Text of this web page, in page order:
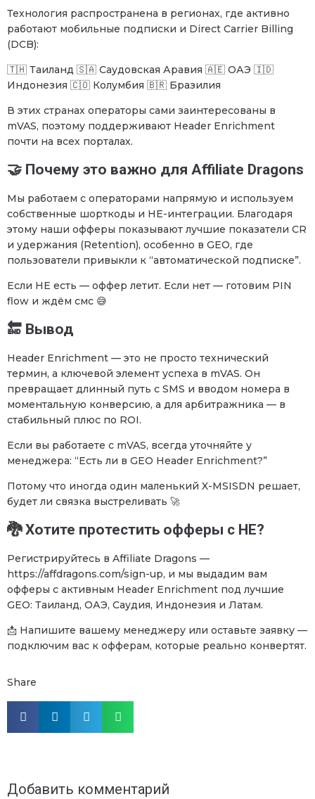
Технология распространена в регионах, где активно
работают мобильные подписки и Direct Carrier Billing
(DCB):
🇹🇭 Таиланд 🇸🇦 Саудовская Аравия 🇦🇪 ОАЭ 🇮🇩
Индонезия 🇨🇴 Колумбия 🇧🇷 Бразилия
В этих странах операторы сами заинтересованы в
mVAS, поэтому поддерживают Header Enrichment
почти на всех порталах.
🤝 Почему это важно для Affiliate Dragons
Мы работаем с операторами напрямую и используем
собственные шорткоды и HE-интеграции. Благодаря
этому наши офферы показывают лучшие показатели CR
и удержания (Retention), особенно в GEO, где
пользователи привыкли к “автоматической подписке”.
Если HE есть — оффер летит. Если нет — готовим PIN
flow и ждём смс 😅
🔚 Вывод
Header Enrichment — это не просто технический
термин, а ключевой элемент успеха в mVAS. Он
превращает длинный путь с SMS и вводом номера в
моментальную конверсию, а для арбитражника — в
стабильный плюс по ROI.
Если вы работаете с mVAS, всегда уточняйте у
менеджера: “Есть ли в GEO Header Enrichment?”
Потому что иногда один маленький X-MSISDN решает,
будет ли связка выстреливать 🚀
🐉 Хотите протестить офферы с HE?
Регистрируйтесь в Affiliate Dragons —
https://affdragons.com/sign-up, и мы выдадим вам
офферы с активным Header Enrichment под лучшие
GEO: Таиланд, ОАЭ, Саудия, Индонезия и Латам.
📩 Напишите вашему менеджеру или оставьте заявку —
подключим вас к офферам, которые реально конвертят.
Share
Добавить комментарий